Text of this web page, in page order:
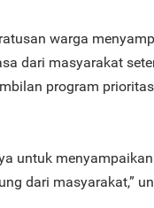
warga
dari masyarakat
program
untuk
dari masyarakat,”